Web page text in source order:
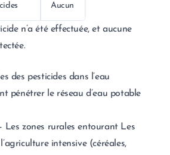
Aucun
n’a été effectuée, et aucune
des pesticides dans l’eau
pénétrer le réseau d’eau potable
Les zones rurales entourant Les
intensive (céréales,